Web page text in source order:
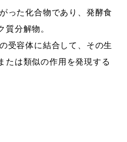
った化合物であり、発酵食
質分解物。
受容体に結合して、その生
たは類似の作用を発現する